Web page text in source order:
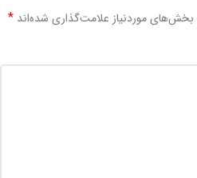
بخش‌های موردنیاز علامت‌گذاری شده‌اند *